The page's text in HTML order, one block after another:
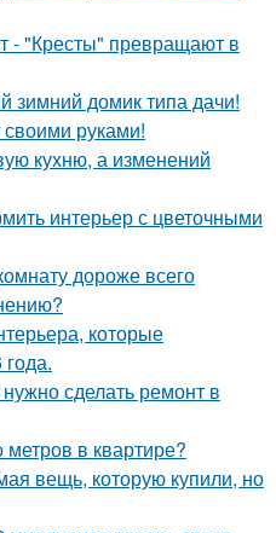
- "Кресты" превращают в
зимний домик типа дачи!
своими руками!
кухню, а изменений
интерьер с цветочными
дороже всего
которые
сделать ремонт в
в квартире?
вещь, которую купили, но